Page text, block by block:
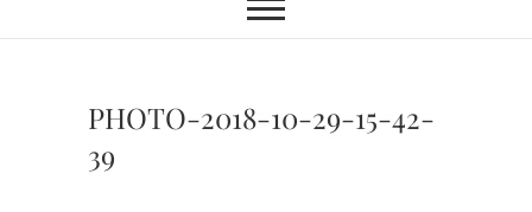
PHOTO-2018-10-29-15-42-
39